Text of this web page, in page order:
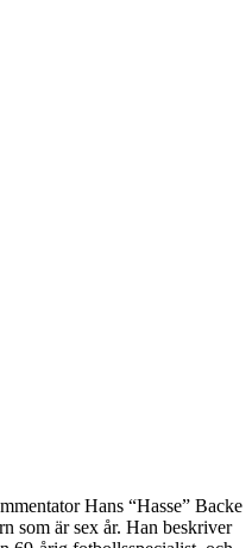
Hans “Hasse” Backe
som är sex år. Han beskriver